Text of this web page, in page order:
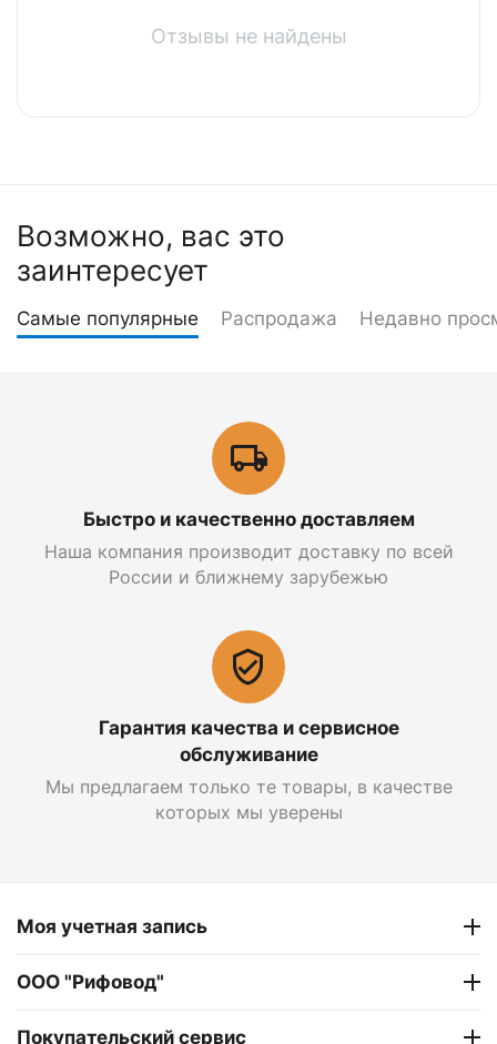
Отзывы не найдены
Возможно, вас это
заинтересует
Самые популярные Распродажа Недавно
Быстро и качественно доставляем
Наша компания производит доставку по всей
России и ближнему зарубежью
Гарантия качества и сервисное
обслуживание
Мы предлагаем только те товары, в качестве
которых мы уверены
Моя учетная запись
ООО "Рифовод"
Покупательский сервис